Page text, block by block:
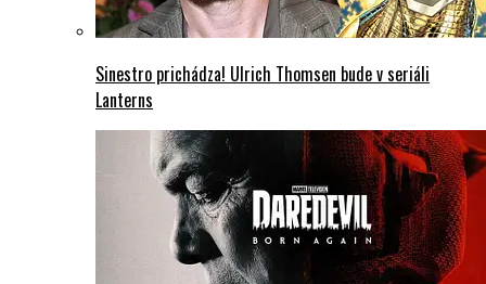
Sinestro prichádza! Ulrich Thomsen bude v seriáli
Lanterns